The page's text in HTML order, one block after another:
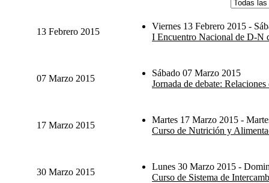
13 Febrero 2015
Viernes 13 Febrero 2015 -
I Encuentro Nacional de D-N
07 Marzo 2015
Sábado 07 Marzo 2015
Jornada de debate:
17 Marzo 2015
Martes 17 Marzo 2015 -
Curso de Nutrición y
30 Marzo 2015
Lunes 30 Marzo 2015 -
Curso de Sistema de